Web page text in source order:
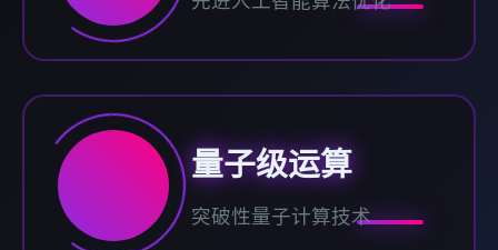
量子级运算
突破性量子计算技术